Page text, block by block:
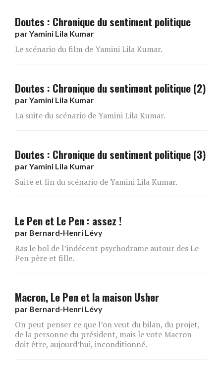
Doutes : Chronique du sentiment politique
parYamini Lila Kumar
Le scénario du film de Yamini Lila Kumar.
Doutes : Chronique du sentiment politique (2)
parYamini Lila Kumar
La suite du scénario de Yamini Lila Kumar.
Doutes : Chronique du sentiment politique (3)
parYamini Lila Kumar
Suite et fin du scénario de Yamini Lila Kumar.
Le Pen et Le Pen : assez !
par Bernard-Henri Lévy
Ras le bol de l’indécent psychodrame autour des Le
Pen père et fille.
Macron, Le Pen et la maison Usher
par Bernard-Henri Lévy
On peut penser ce que l’on veut du bilan, du projet,
de la personne du président, mais le vote Macron
doit être, aujourd’hui, inconditionné.